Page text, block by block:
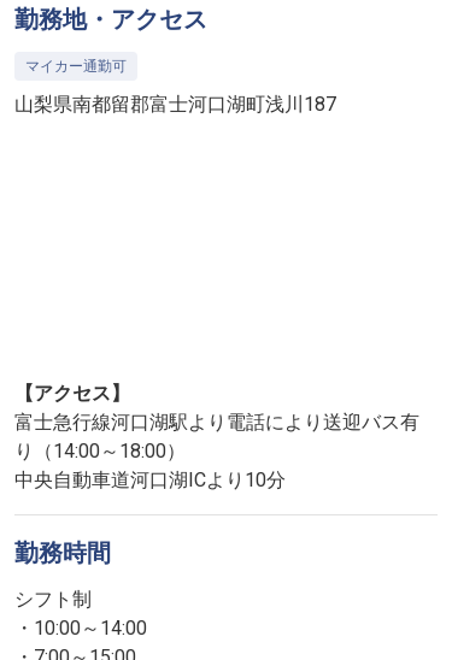
勤務地・アクセス
マイカー通勤可
山梨県南都留郡富士河口湖町浅川187
【アクセス】
富士急行線河口湖駅より電話により送迎バス有
り（14:00～18:00）
中央自動車道河口湖ICより10分
勤務時間
シフト制
・10:00～14:00